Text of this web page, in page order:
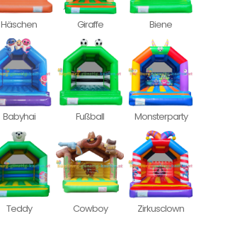
Häschen Giraffe Biene
Babyhai Fußball Monsterparty
Teddy Cowboy Zirkusclown